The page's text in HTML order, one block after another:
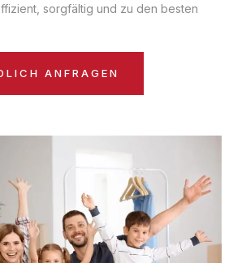
sorgfältig und zu den besten
ANFRAGEN